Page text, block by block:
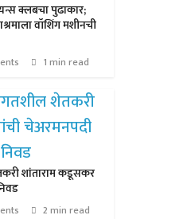
क्लबचा पुढाकार;
वॉशिंग मशीनची
1 min read
शांताराम कडूसकर
2 min read